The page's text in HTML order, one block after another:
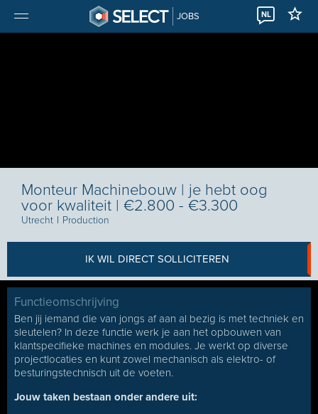
JOBS NL
Monteur Machinebouw | je hebt oog
voor kwaliteit | €2.800 - €3.300
Utrecht I Production
IK WIL DIRECT SOLLICITEREN
Functieomschrijving
Ben jij iemand die van jongs af aan al bezig is met techniek en
sleutelen? In deze functie werk je aan het opbouwen van
klantspecifieke machines en modules. Je werkt op diverse
projectlocaties en kunt zowel mechanisch als elektro- of
besturingstechnisch uit de voeten.
Jouw taken bestaan onder andere uit: